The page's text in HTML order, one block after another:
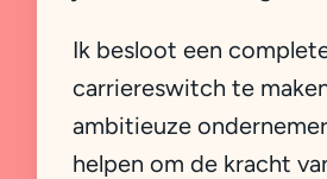
Ik besloot een
carriereswitch te
ambitieuze
helpen om de kracht